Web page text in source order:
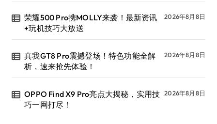
荣耀500 Pro携MOLLY来袭！最新资讯
+玩机技巧大放送
2026年8月8日
真我GT8 Pro震撼登场！特色功能全解
析，速来抢先体验！
2026年8月8日
OPPO Find X9 Pro亮点大揭秘，实用技
巧一网打尽！
2026年8月8日